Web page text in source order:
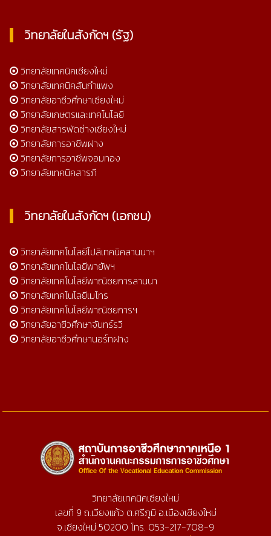
วิทยาลัยในสังกัดฯ (รัฐ)
วิทยาลัยเทคนิคเชียงใหม่
วิทยาลัยเทคนิคสันกำแพง
วิทยาลัยอาชีวศึกษาเชียงใหม่
วิทยาลัยเกษตรและเทคโนโลยี
วิทยาลัยสารพัดช่างเชียงใหม่
วิทยาลัยการอาชีพฝาง
วิทยาลัยการอาชีพจอมทอง
วิทยาลัยเทคนิคสารภี
วิทยาลัยในสังกัดฯ (เอกชน)
วิทยาลัยเทคโนโลยีโปลิเทคนิคลานนาฯ
วิทยาลัยเทคโนโลยีพายัพฯ
วิทยาลัยเทคโนโลยีพาณิชยการลานนา
วิทยาลัยเทคโนโลยีเมโทร
วิทยาลัยเทคโนโลยีพาณิชยการฯ
วิทยาลัยอาชีวศึกษาจันทร์รวี
วิทยาลัยอาชีวศึกษานอร์ทฝาง
วิทยาลัยเทคนิคเชียงใหม่
เลขที่ 9 ถ.เวียงแก้ว ต.ศรีภูมิ อ.เมืองเชียงใหม่
จ.เชียงใหม่ 50200 โทร. 053-217-708-9